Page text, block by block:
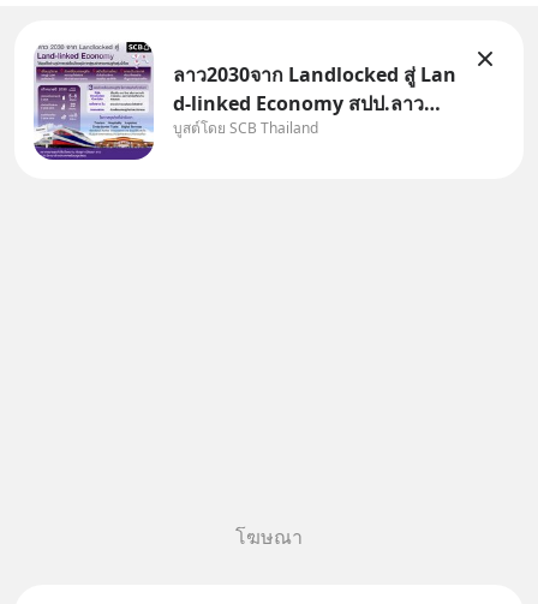
ลาว2030จาก Landlocked สู่ Lan
d-linked Economy สปป.ลาว
กำลังเปลี่ยนบทบาทจาก “ประเทศ
บูสต์โดย SCB Thailand
โฆษณา